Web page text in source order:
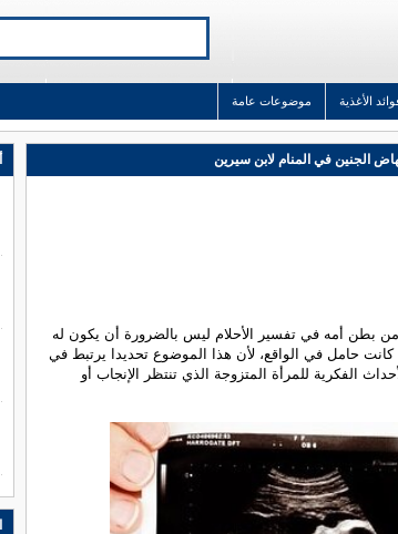
الأغذية موضوعات عامة
الجنين في المنام لابن سيرين
بطن أمه في تفسير الأحلام ليس بالضرورة أن يكون له
حامل في الواقع، لأن هذا الموضوع تحديدا يرتبط في
الفكرية للمرأة المتزوجة الذي تنتظر الإنجاب أو